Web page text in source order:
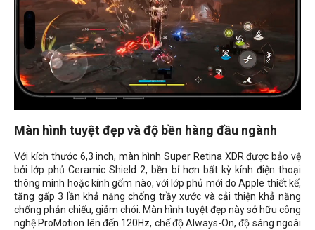
Màn hình tuyệt đẹp và độ bền hàng đầu ngành
Với kích thước 6,3 inch, màn hình Super Retina XDR được bảo vệ
bởi lớp phủ Ceramic Shield 2, bền bỉ hơn bất kỳ kính điện thoại
thông minh hoặc kính gốm nào, với lớp phủ mới do Apple thiết kế,
tăng gấp 3 lần khả năng chống trầy xước và cải thiện khả năng
chống phản chiếu, giảm chói. Màn hình tuyệt đẹp này sở hữu công
nghệ ProMotion lên đến 120Hz, chế độ Always-On, độ sáng ngoài